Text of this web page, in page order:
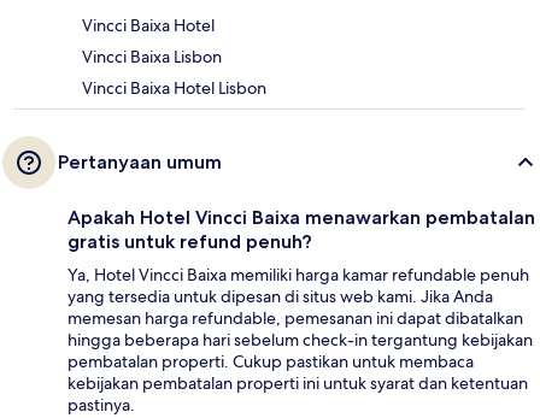
Vincci Baixa Hotel
Vincci Baixa Lisbon
Vincci Baixa Hotel Lisbon
Pertanyaan umum
Apakah Hotel Vincci Baixa menawarkan pembatalan
gratis untuk refund penuh?
Ya, Hotel Vincci Baixa memiliki harga kamar refundable penuh
yang tersedia untuk dipesan di situs web kami. Jika Anda
memesan harga refundable, pemesanan ini dapat dibatalkan
hingga beberapa hari sebelum check-in tergantung kebijakan
pembatalan properti. Cukup pastikan untuk membaca
kebijakan pembatalan properti ini untuk syarat dan ketentuan
pastinya.